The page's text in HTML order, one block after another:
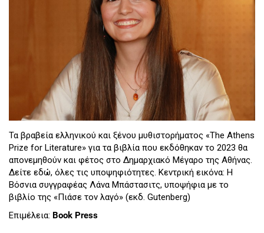
Τα βραβεία ελληνικού και ξένου μυθιστορήματος «The Athens
Prize for Literature» για τα βιβλία που εκδόθηκαν το 2023 θα
απονεμηθούν και φέτος στο Δημαρχιακό Μέγαρο της Αθήνας.
Δείτε εδώ, όλες τις υποψηφιότητες. Κεντρική εικόνα: Η
Βόσνια συγγραφέας Λάνα Μπάστασιτς, υποψήφια με το
βιβλίο της «Πιάσε τον λαγό» (εκδ. Gutenberg)
Επιμέλεια: Book Press